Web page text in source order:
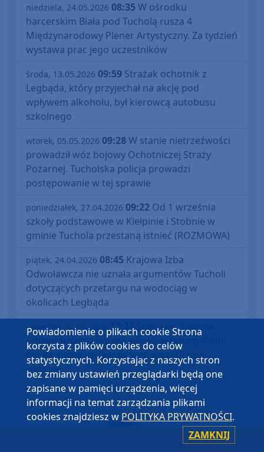
niedziela, 24.05.2026 08:35 W ośrodku
harcerskim Biała pod Tucholą rusza 4
Międzynarodowy Plener Artystyczny. Za tydzień
wystawa prac jego uczestników
środa, 13.05.2026 09:59 Strażak ochotnik z
Legbąda, który przyjechał na akcję pod
wpływem alkoholu, był kierowcą autobusu
szkolnego
wtorek, 05.05.2026 09:28W stanie nietrzeźwości
prowadził wóz bojowy Ochotniczej Straży
Pożarnej. Tucholska policja prowadzi
postępowanie w tej sprawie
poniedziałek, 27.04.2026 09:22 Od 1 września
szkoły podstawowe w Kiełpinie i Stobnie w
gminie Tuchola przestaną istnieć (ROZMOWA)
piątek, 24.04.2026 08:45 Krajowa Izba
Odwoławcza nie uznała argumentów Tucholi
dotyczących przetargu na wodociąg w
okolicach Legbąda
czwartek, 23.04.2026 11:24 Sołectwo Słupy w
gminie Tuchola nie ma swojej świetlicy. Radni
pytają, gdzie mają odbywać się zebrania
wiejskie
Powiadomienie o plikach cookie Strona
korzysta z plików cookies do celów
statystycznych. Korzystając z naszych stron
bez zmiany ustawień przeglądarki będą one
zapisane w pamięci urządzenia, więcej
informacji na temat zarządzania plikami
cookies znajdziesz w POLITYKA PRYWATNOŚCI.
ZAMKNIJ